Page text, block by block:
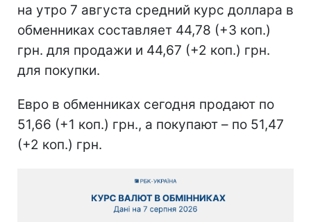
на утро 7 августа средний курс доллара в
обменниках составляет 44,78 (+3 коп.)
грн. для продажи и 44,67 (+2 коп.) грн.
для покупки.
Евро в обменниках сегодня продают по
51,66 (+1 коп.) грн., а покупают – по 51,47
(+2 коп.) грн.